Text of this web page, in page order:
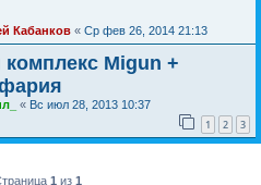
Кабанков « Ср фев 26, 2014 21:13
Migun +
« Вс июл 28, 2013 10:37
1 2 3
1 из 1